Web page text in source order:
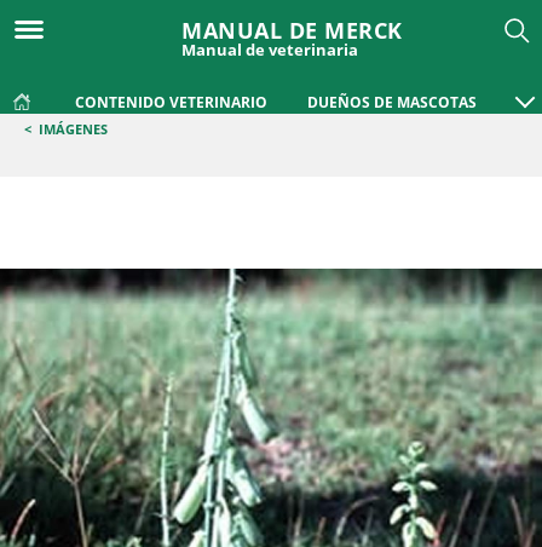
MANUAL DE MERCK
Manual de veterinaria
CONTENIDO VETERINARIO DUEÑOS DE MASCOTAS
< IMÁGENES